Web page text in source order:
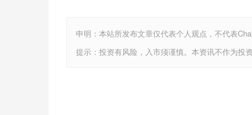
申明：本站所发布文章仅代表个人观点，不代表
提示：投资有风险，入市须谨慎。本资讯不作为投资